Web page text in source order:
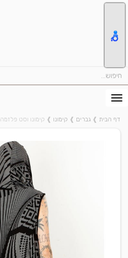
דף הבית ❱ גברים ❱ קימונו ❱ קימונו וסט פלזמה ATAR BLACK